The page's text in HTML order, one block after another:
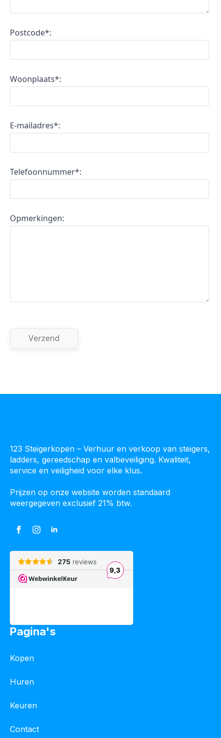
Postcode*:
Woonplaats*:
E-mailadres*:
Telefoonnummer*:
Opmerkingen:
123 Steigerkopen – Verhuur en verkoop van steigers,
ladders, gereedschap en valbeveiliging. Kwaliteit,
service en veiligheid voor elke klus.
Prijzen op onze website worden standaard
weergegeven exclusief 21% btw.
Pagina's
Kopen
Huren
Keuren
Contact